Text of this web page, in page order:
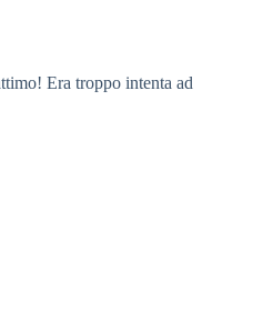
Era troppo intenta ad